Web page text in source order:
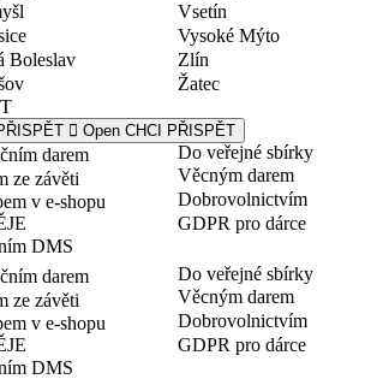
Boleslav
Vsetín
Vysoké Mýto
Zlín
Žatec
Open CHCI PŘISPĚT
darem
ze závěti
v e-shopu
DMS
Do veřejné sbírky
Věcným darem
Dobrovolnictvím
GDPR pro dárce
darem
ze závěti
v e-shopu
DMS
Do veřejné sbírky
Věcným darem
Dobrovolnictvím
GDPR pro dárce